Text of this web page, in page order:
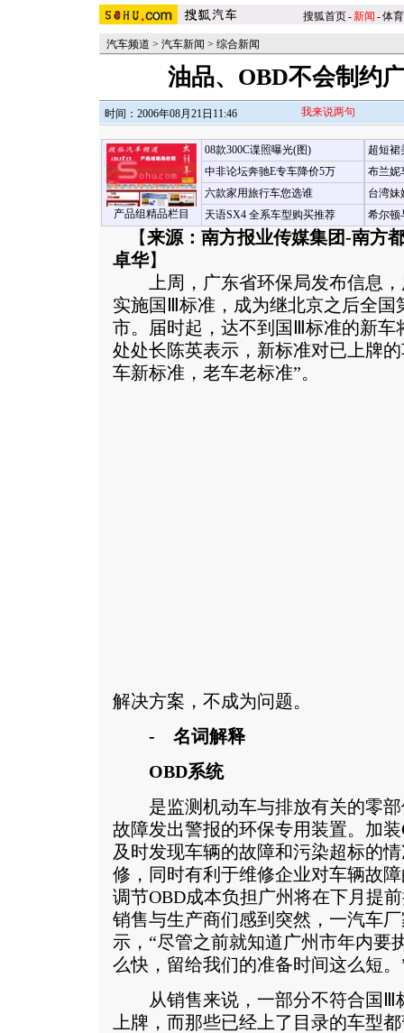
搜狐首页-新闻 -体育
汽车频道 > 汽车新闻 > 综合新闻
油品、OBD不会制约
时间：2006年08月21日11:46 我来说两句
产品组精品栏目
08款300C谍照曝光(图)
中非论坛奔驰E专车降价5万
六款家用旅行车您选谁
天语SX4 全系车型购买推荐
超短裙
布兰妮
台湾妹
希尔顿
【来源：南方报业传媒集团-南方
卓华】
上周，广东省环保局发布信息，
实施国Ⅲ标准，成为继北京之后全
市。届时起，达不到国Ⅲ标准的新车
处处长陈英表示，新标准对已上牌
车新标准，老车老标准”。
解决方案，不成为问题。
- 名词解释
OBD系统
是监测机动车与排放有关的零部
故障发出警报的环保专用装置。加
及时发现车辆的故障和污染超标的
修，同时有利于维修企业对车辆故
调节OBD成本负担广州将在下月提
销售与生产商们感到突然，一汽车
示，“尽管之前就知道广州市年内要
么快，留给我们的准备时间这么短。
从销售来说，一部分不符合国Ⅲ
上牌，而那些已经上了目录的车型